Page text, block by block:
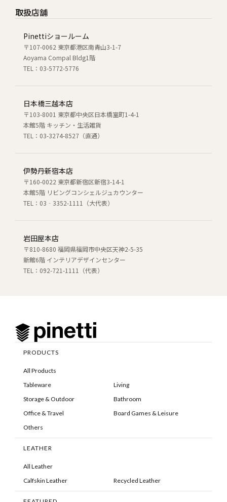
取扱店舗
Pinettiショールーム
〒107-0062 東京都港区南青山3-1-7
Aoyama Compal Bldg1階
TEL：03-5772-5776
日本橋三越本店
〒103-8001 東京都中央区日本橋室町1-4-1
本館5階 キッチン・生活雑貨
TEL：03-3274-8527（直通）
伊勢丹新宿本店
〒160-0022 東京都新宿区新宿3-14-1
本館5階 リビングコンシェルジュカウンター
TEL：03‐3352-1111（大代表）
岩田屋本店
〒810-8680 福岡県福岡市中央区天神2-5-35
新館6階 インテリアデザインセンター
TEL：092-721-1111（代表）
PRODUCTS
All Products
Tableware
Living
Storage & Outdoor
Bathroom
Office & Travel
Board Games & Leisure
Others
LEATHER
All Leather
Calfskin Leather
Recycled Leather